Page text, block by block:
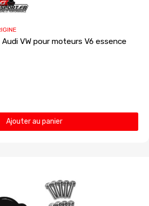
VW pour moteurs V6 essence
Ajouter au panier